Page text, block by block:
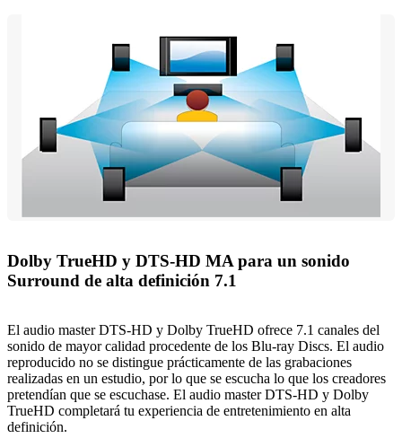
Dolby TrueHD y DTS-HD MA para un sonido
Surround de alta definición 7.1
El audio master DTS-HD y Dolby TrueHD ofrece 7.1 canales del
sonido de mayor calidad procedente de los Blu-ray Discs. El audio
reproducido no se distingue prácticamente de las grabaciones
realizadas en un estudio, por lo que se escucha lo que los creadores
pretendían que se escuchase. El audio master DTS-HD y Dolby
TrueHD completará tu experiencia de entretenimiento en alta
definición.